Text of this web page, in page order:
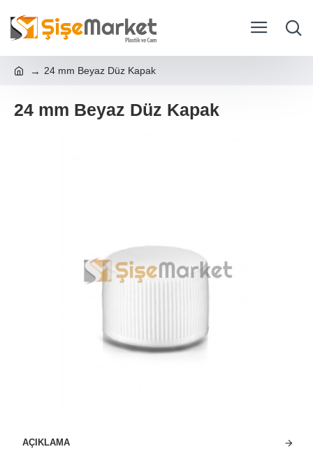
24 mm Beyaz Düz Kapak
24 mm Beyaz Düz Kapak
AÇIKLAMA